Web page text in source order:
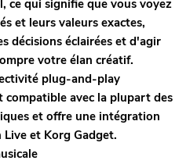
ce qui signifie que vous voyez
et leurs valeurs exactes,
décisions éclairées et d'agir
votre élan créatif.
plug-and-play
compatible avec la plupart des
et offre une intégration
et Korg Gadget.